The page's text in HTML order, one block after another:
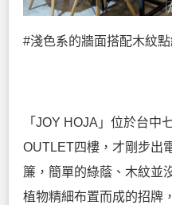
#淺色系的牆面搭配木紋
「JOY HOJA」位於台中
OUTLET四樓，才剛步出
簾，簡單的綠蔭、木紋並
植物精細布置而成的招牌